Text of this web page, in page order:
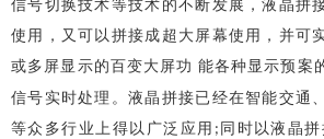
信号切换技术等技术的不断发展，液晶拼
使用，又可以拼接成超大屏幕使用，并可
或多屏显示的百变大屏功 能各种显示预案
信号实时处理。液晶拼接已经在智能交通
等众多行业上得以广泛应用 ; 同时以液晶